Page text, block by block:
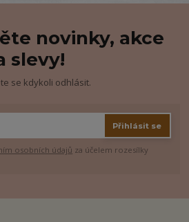
novinky, akce
slevy!
se kdykoli odhlásit.
Přihlásit se
osobních údajů za účelem rozesílky